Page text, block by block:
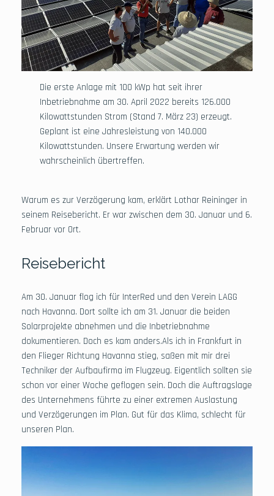
Die erste Anlage mit 100 kWp hat seit ihrer
Inbetriebnahme am 30. April 2022 bereits 126.000
Kilowattstunden Strom (Stand 7. März 23) erzeugt.
Geplant ist eine Jahresleistung von 140.000
Kilowattstunden. Unsere Erwartung werden wir
wahrscheinlich übertreffen.
Warum es zur Verzögerung kam, erklärt Lothar Reininger in
seinem Reisebericht. Er war zwischen dem 30. Januar und 6.
Februar vor Ort.
Reisebericht
Am 30. Januar flog ich für InterRed und den Verein LAGG
nach Havanna. Dort sollte ich am 31. Januar die beiden
Solarprojekte abnehmen und die Inbetriebnahme
dokumentieren. Doch es kam anders.Als ich in Frankfurt in
den Flieger Richtung Havanna stieg, saßen mit mir drei
Techniker der Aufbaufirma im Flugzeug. Eigentlich sollten sie
schon vor einer Woche geflogen sein. Doch die Auftragslage
des Unternehmens führte zu einer extremen Auslastung
und Verzögerungen im Plan. Gut für das Klima, schlecht für
unseren Plan.